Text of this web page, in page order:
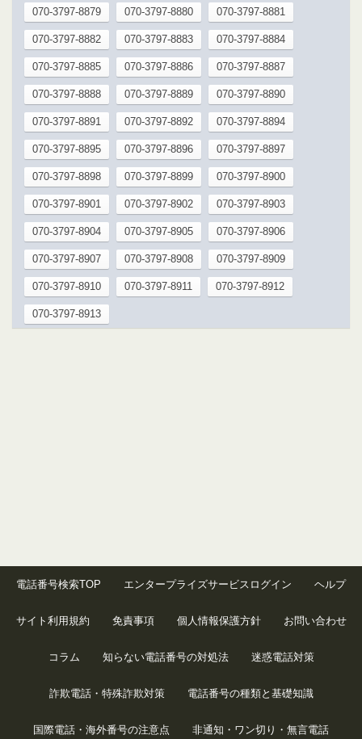
070-3797-8879 070-3797-8880 070-3797-8881
070-3797-8882 070-3797-8883 070-3797-8884
070-3797-8885 070-3797-8886 070-3797-8887
070-3797-8888 070-3797-8889 070-3797-8890
070-3797-8891 070-3797-8892 070-3797-8894
070-3797-8895 070-3797-8896 070-3797-8897
070-3797-8898 070-3797-8899 070-3797-8900
070-3797-8901 070-3797-8902 070-3797-8903
070-3797-8904 070-3797-8905 070-3797-8906
070-3797-8907 070-3797-8908 070-3797-8909
070-3797-8910 070-3797-8911 070-3797-8912
070-3797-8913
電話番号検索TOP エンタープライズサービスログイン ヘルプ
サイト利用規約 免責事項 個人情報保護方針 お問い合わせ
コラム 知らない電話番号の対処法 迷惑電話対策
詐欺電話・特殊詐欺対策 電話番号の種類と基礎知識
国際電話・海外番号の注意点 非通知・ワン切り・無言電話